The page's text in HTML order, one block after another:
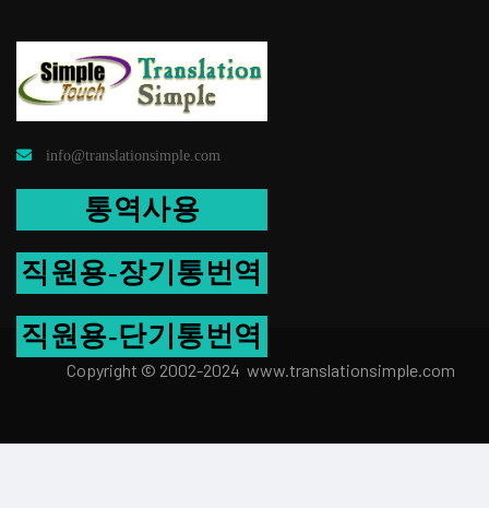
info@translationsimple.com
통역사용
직원용-장기통번역
직원용-단기통번역
Copyright © 2002-2024